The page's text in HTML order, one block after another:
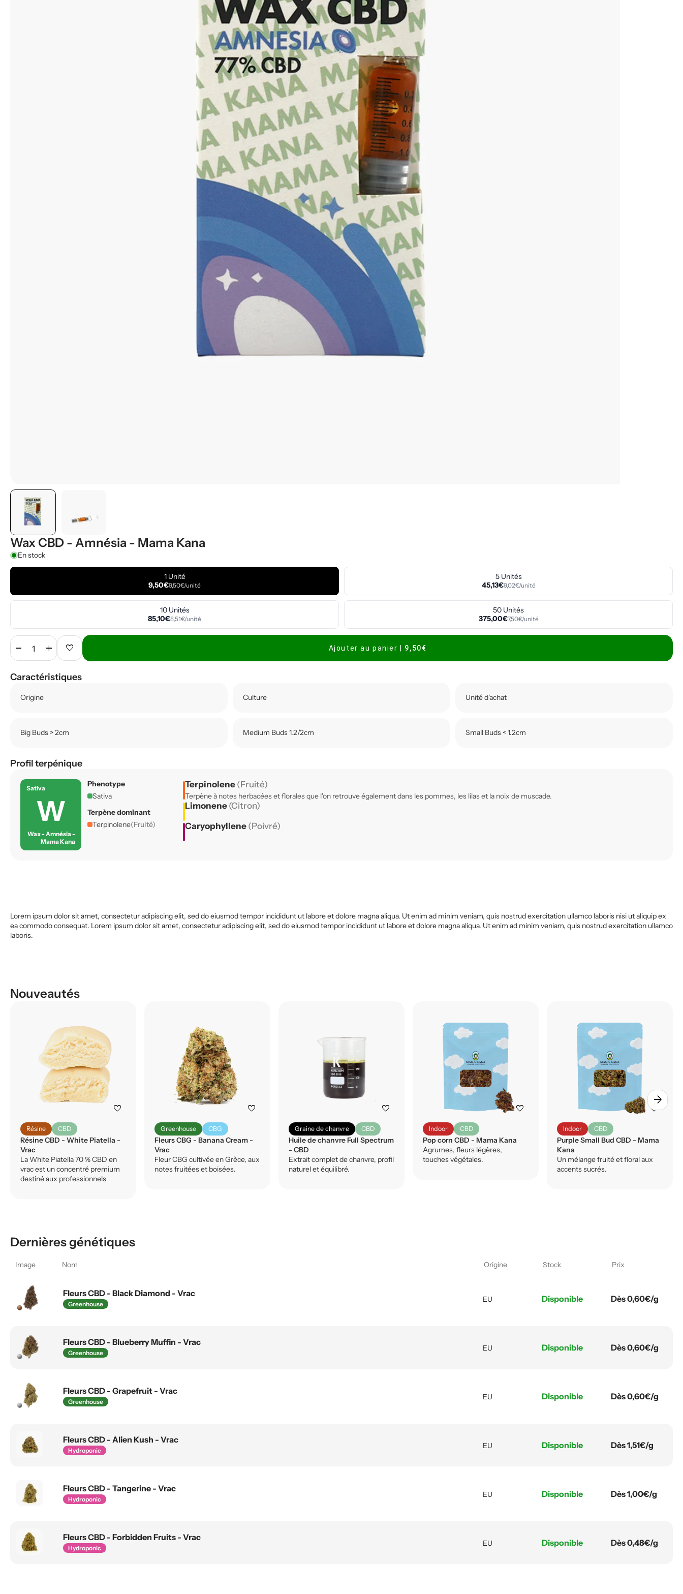
Wax CBD - Amnésia - Mama Kana
En stock
1 Unité
9,50€9,50€/unité
5 Unités
45,13€9,02€/unité
10 Unités
85,10€8,51€/unité
50 Unités
375,00€7,50€/unité
remove add favorite Ajouter au panier 9,50€
Caractéristiques
Origine Culture Unité d'achat
Big Buds > 2cm Medium Buds 1.2/2cm Small Buds < 1.2cm
Profil terpénique
Sativa
W
Wax - Amnésia -
Mama Kana
Phenotype
Sativa
Terpène dominant
Terpinolene(Fruité)
Terpinolene (Fruité)
Terpène à notes herbacées et florales que l'on retrouve également dans les pommes, les lilas et la noix de muscade.
Limonene (Citron)
Caryophyllene (Poivré)
Lorem ipsum dolor sit amet, consectetur adipiscing elit, sed do eiusmod tempor incididunt ut labore et dolore magna aliqua. Ut enim ad minim veniam, quis nostrud exercitation ullamco laboris nisi ut aliquip ex
ea commodo consequat. Lorem ipsum dolor sit amet, consectetur adipiscing elit, sed do eiusmod tempor incididunt ut labore et dolore magna aliqua. Ut enim ad minim veniam, quis nostrud exercitation ullamco
laboris.
Nouveautés
arrow_forward
favorite
Résine CBD
Résine CBD - White Piatella -
Vrac
La White Piatella 70 % CBD en
vrac est un concentré premium
destiné aux professionnels
favorite
Greenhouse CBG
Fleurs CBG - Banana Cream -
Vrac
Fleur CBG cultivée en Grèce, aux
notes fruitées et boisées.
favorite
Graine de chanvre CBD
Huile de chanvre Full Spectrum
- CBD
Extrait complet de chanvre, profil
naturel et équilibré.
favorite
Indoor CBD
Pop corn CBD - Mama Kana
Agrumes, fleurs légères,
touches végétales.
favorite
Indoor CBD
Purple Small Bud CBD - Mama
Kana
Un mélange fruité et floral aux
accents sucrés.
Dernières génétiques
Image Nom Origine Stock Prix
Fleurs CBD - Black Diamond - Vrac
Greenhouse
EU Disponible Dès 0,60€/g
Fleurs CBD - Blueberry Muffin - Vrac
Greenhouse
EU Disponible Dès 0,60€/g
Fleurs CBD - Grapefruit - Vrac
Greenhouse
EU Disponible Dès 0,60€/g
Fleurs CBD - Alien Kush - Vrac
Hydroponic
EU Disponible Dès 1,51€/g
Fleurs CBD - Tangerine - Vrac
Hydroponic
EU Disponible Dès 1,00€/g
Fleurs CBD - Forbidden Fruits - Vrac
Hydroponic
EU Disponible Dès 0,48€/g